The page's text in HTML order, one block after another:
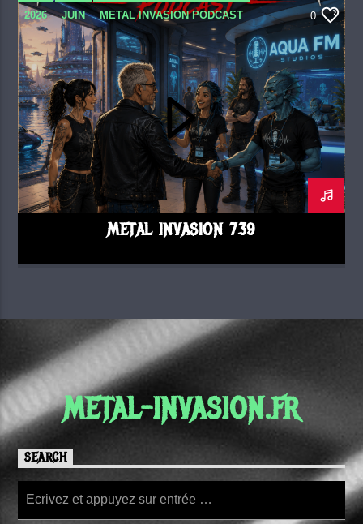
2026 JUIN METAL INVASION PODCAST 0
METAL INVASION 739
METAL-INVASION.FR
SEARCH